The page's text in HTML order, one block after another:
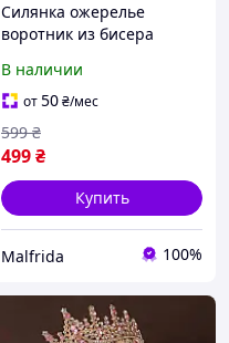
Силянка ожерелье
воротник из бисера
чокер на шею свадебное
вечернее элегантное
украшение белое
В наличии
от50₴/мес
499₴
599 ₴
Купить
Malfrida 100%